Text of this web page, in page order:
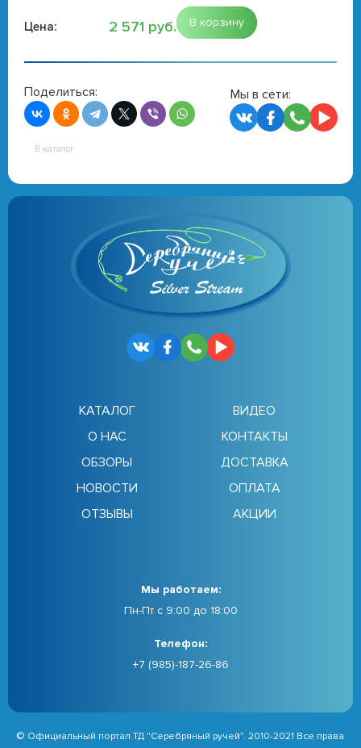
Цена: 2 571 руб. В корзину
Поделиться: Мы в сети:
В каталог
КАТАЛОГ
О НАС
ОБЗОРЫ
НОВОСТИ
ОТЗЫВЫ
ВИДЕО
КОНТАКТЫ
ДОСТАВКА
ОПЛАТА
АКЦИИ
Мы работаем:
Пн-Пт с 9:00 до 18:00
Телефон:
+7 (985)-187-26-86
© Официальный портал ТД "Серебряный ручей”. 2010-2021 Все права